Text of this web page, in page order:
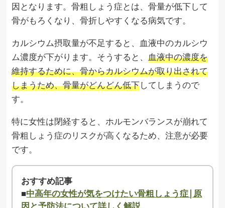
因となります。骨粗しょう症とは、骨量が低下して
骨がもろくなり、骨折しやすくなる病気です。
カルシウム摂取量が不足すると、血液中のカルシウ
ム濃度が下がります。そうすると、血液中の濃度を
維持するために、骨からカルシウムが取り出されて
しまうため、骨量がどんどん低下してしまうので
す。
特に女性は閉経すると、ホルモンバランスが崩れて
骨粗しょう症のリスクが高くなるため、注意が必要
です。
おすすめ記事
■中高年の女性が気をつけたい骨粗しょう症|原